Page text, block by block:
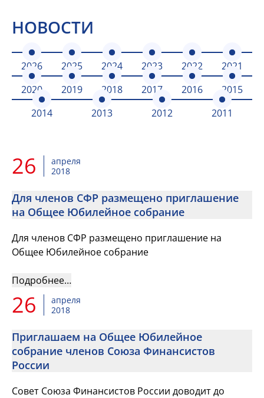
НОВОСТИ
2026 2025 2024 2023 2022
2021
2020
2019 2018 2017 2016
2015
2014
2013 2012 2011
26
апреля
2018
Для членов СФР размещено приглашение
на Общее Юбилейное собрание
Для членов СФР размещено приглашение на
Общее Юбилейное собрание
Подробнее…
26
апреля
2018
Приглашаем на Общее Юбилейное
собрание членов Союза Финансистов
России
Совет Союза Финансистов России доводит до